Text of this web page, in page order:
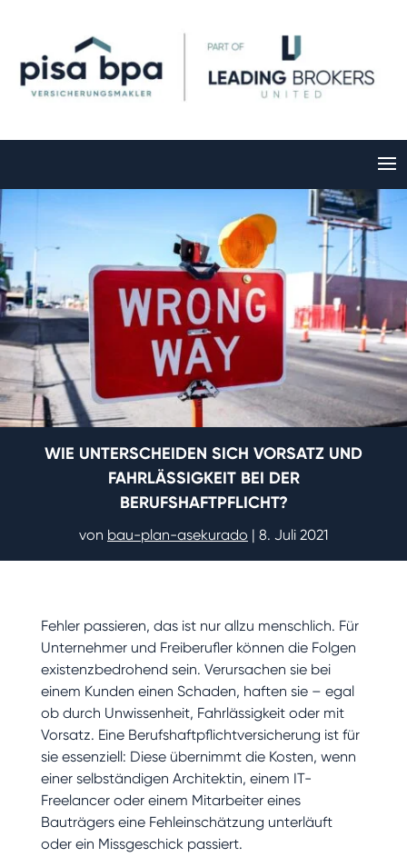
WIE UNTERSCHEIDEN SICH VORSATZ UND
FAHRLÄSSIGKEIT BEI DER
BERUFSHAFTPFLICHT?
von bau-plan-asekurado | 8. Juli 2021
Fehler passieren, das ist nur allzu menschlich. Für
Unternehmer und Freiberufler können die Folgen
existenzbedrohend sein. Verursachen sie bei
einem Kunden einen Schaden, haften sie – egal
ob durch Unwissenheit, Fahrlässigkeit oder mit
Vorsatz. Eine Berufshaftpflichtversicherung ist für
sie essenziell: Diese übernimmt die Kosten, wenn
einer selbständigen Architektin, einem IT-
Freelancer oder einem Mitarbeiter eines
Bauträgers eine Fehleinschätzung unterläuft
oder ein Missgeschick passiert.